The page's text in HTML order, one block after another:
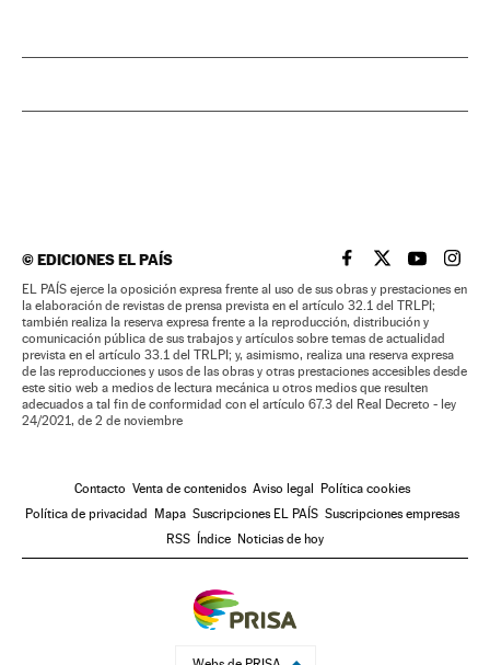
©EDICIONES EL PAÍS EL PAÍS BRASIL EN
EL PAÍSEL PAÍS
EL
EL PAÍS ejerce la oposición expresa frente al uso de sus obras y prestaciones en
la elaboración de revistas de prensa prevista en el artículo 32.1 del TRLPI;
también realiza la reserva expresa frente a la reproducción, distribución y
comunicación pública de sus trabajos y artículos sobre temas de actualidad
prevista en el artículo 33.1 del TRLPI; y, asimismo, realiza una reserva expresa
de las reproducciones y usos de las obras y otras prestaciones accesibles desde
este sitio web a medios de lectura mecánica u otros medios que resulten
adecuados a tal fin de conformidad con el artículo 67.3 del Real Decreto - ley
24/2021, de 2 de noviembre
Contacto Venta de contenidos Aviso legal Política cookies
Política de privacidad Mapa Suscripciones EL PAÍS Suscripciones empresas
RSS Índice Noticias de hoy